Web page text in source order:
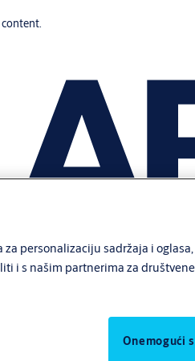
personalizaciju sadržaja i
i s našim partnerima za
Onemogući